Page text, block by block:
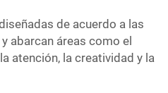
de acuerdo a las
abarcan áreas como el
atención, la creatividad y la